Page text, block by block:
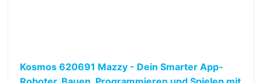
Kosmos 620691 Mazzy - Dein Smarter App-